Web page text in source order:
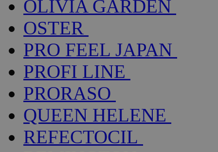
OLIVIA GARDEN
OSTER
PRO FEEL JAPAN
PROFI LINE
PRORASO
QUEEN HELENE
REFECTOCIL